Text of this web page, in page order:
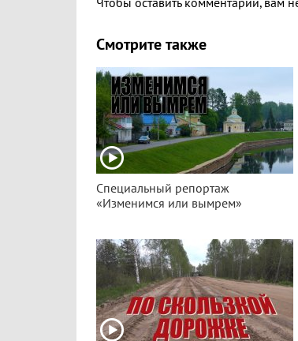
Чтобы оставить комментарий, вам
Смотрите также
Специальный репортаж
«Изменимся или вымрем»